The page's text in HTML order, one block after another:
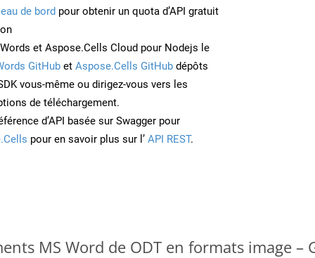
de bord pour obtenir un quota d’API gratuit
et Aspose.Cells Cloud pour Nodejs le
GitHub et Aspose.Cells GitHub dépôts
vous-même ou dirigez-vous vers les
de téléchargement.
d’API basée sur Swagger pour
pour en savoir plus sur l’ API REST.
MS Word de ODT en formats image –